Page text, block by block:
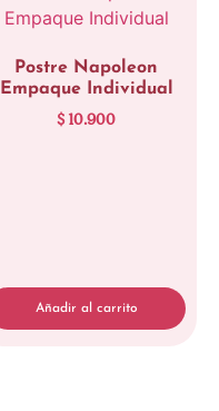
Postre Napoleon
Empaque Individual
$10.900
Añadir al carrito